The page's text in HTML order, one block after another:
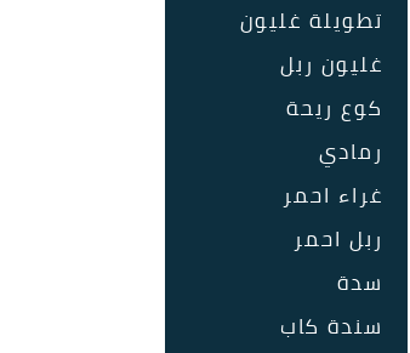
تطويلة غليون
غليون ربل
كوع ريحة
رمادي
غراء احمر
ربل احمر
سدة
سندة كاب